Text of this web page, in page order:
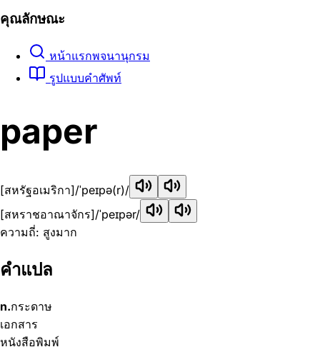
คุณลักษณะ
หน้าแรกพจนานุกรม
รูปแบบคำศัพท์
paper
[สหรัฐอเมริกา]/ˈpeɪpə(r)/
[สหราชอาณาจักร]/ˈpeɪpər/
ความถี่: สูงมาก
คำแปล
n.กระดาษ
เอกสาร
หนังสือพิมพ์